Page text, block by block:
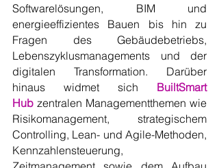
Softwarelösungen, BIM und
energieeffizientes Bauen bis hin zu
Fragen des Gebäudebetriebs,
Lebenszyklusmanagements und der
digitalen Transformation. Darüber
hinaus widmet sich BuiltSmart
Hub zentralen Managementthemen wie
Risikomanagement, strategischem
Controlling, Lean- und Agile-Methoden,
Kennzahlensteuerung,